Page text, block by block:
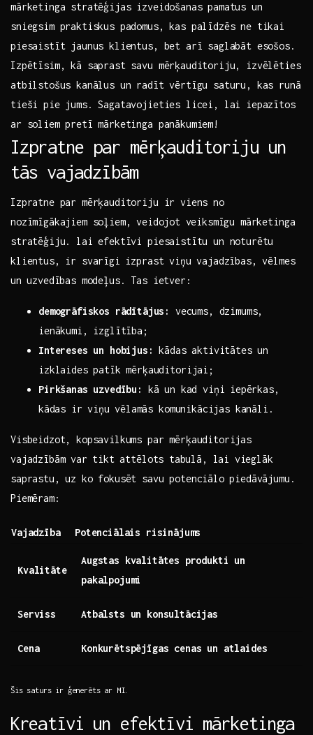
mārketinga stratēģijas ‍izveidošanas pamatus un
sniegsim praktiskus padomus, kas ​palīdzēs ne ‌tikai
‍piesaistīt jaunus klientus, bet arī saglabāt esošos.
‌Izpētīsim, kā saprast savu‌ mērķauditoriju, izvēlēties
atbilstošus kanālus un radīt‌ vērtīgu saturu, kas runā‍
tieši‌ pie jums. Sagatavojieties licei, lai iepazītos
ar soliem pretī​ mārketinga panākumiem!
Izpratne​ par mērķauditoriju un
tās⁢ vajadzībām
Izpratne par‌ mērķauditoriju ir viens no
nozīmīgākajiem soļiem,⁣ veidojot ⁣veiksmīgu‍ mārketinga
stratēģiju. lai efektīvi piesaistītu un noturētu
klientus, ir svarīgi ⁢izprast viņu vajadzības, vēlmes
⁤un​ uzvedības modeļus. Tas ietver:
demogrāfiskos ​rādītājus:
⁣vecums, dzimums,
‌ienākumi, izglītība;
Intereses un hobijus: kādas⁣ aktivitātes ⁣un
izklaides patīk mērķauditorijai;
Pirkšanas uzvedību:
kā ​un⁣ kad​ viņi ⁢iepērkas,
⁣kādas ⁢ir ⁤viņu vēlamās‌ komunikācijas kanāli.
Visbeidzot, kopsavilkums par ‍mērķauditorijas
vajadzībām ⁤var⁣ tikt attēlots ⁢tabulā, ‍lai ⁣vieglāk‍
saprastu, uz ko fokusēt savu potenciālo⁢ piedāvājumu.
Piemēram:
Vajadzība Potenciālais risinājums
Kvalitāte
Augstas kvalitātes⁢ produkti un
pakalpojumi
Serviss Atbalsts un konsultācijas
Cena Konkurētspējīgas cenas ⁤un‍ atlaides
Šis saturs ir ģenerēts‍ ar ⁣MI.
Kreatīvi⁤ un efektīvi ‍mārketinga